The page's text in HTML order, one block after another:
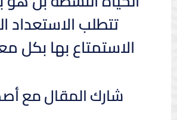
تتطلب الاستعداد
الاستمتاع بها بكل
شارك المقال مع